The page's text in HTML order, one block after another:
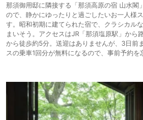
那須御用邸に隣接する「那須高原の宿 山水閣
ので、静かにゆったりと過ごしたいお一人様
す。昭和初期に建てられた宿で、クラシカル
まいそう。アクセスはJR「那須塩原駅」から
から徒歩約5分。送迎はありませんが、3日前
スの乗車1回分が無料になるので、事前予約を